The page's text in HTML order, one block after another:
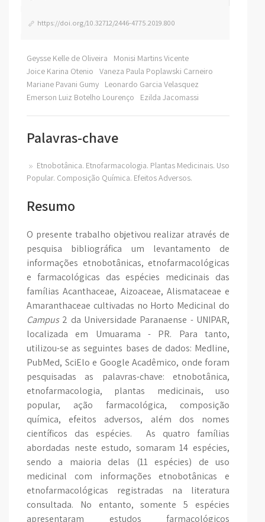
https://doi.org/10.32712/2446-4775.2019.800
Geysse Kelle de Oliveira
Monisi Martins Vicente
Joice Karina Otenio
Vaneza Paula Poplawski Carneiro
Mariane Pavani Gumy
Leonardo Garcia Velasquez
Emerson Luiz Botelho Lourenço
Ezilda Jacomassi
Palavras-chave
Etnobotânica. Etnofarmacologia. Plantas Medicinais. Uso
Popular. Composição Química. Efeitos Adversos.
Resumo
O presente trabalho objetivou realizar através de
pesquisa bibliográfica um levantamento de
informações etnobotânicas, etnofarmacológicas
e farmacológicas das espécies medicinais das
famílias Acanthaceae, Aizoaceae, Alismataceae e
Amaranthaceae cultivadas no Horto Medicinal do
Campus2 da Universidade Paranaense - UNIPAR,
localizada em Umuarama - PR. Para tanto,
utilizou-se as seguintes bases de dados: Medline,
PubMed, SciElo e Google Acadêmico, onde foram
pesquisadas as palavras-chave: etnobotânica,
etnofarmacologia, plantas medicinais, uso
popular, ação farmacológica, composição
química, efeitos adversos, além dos nomes
científicos das espécies. As quatro famílias
abordadas neste estudo, somaram 14 espécies,
sendo a maioria delas (11 espécies) de uso
medicinal com informações etnobotânicas e
etnofarmacológicas registradas na literatura
consultada. No entanto, somente 5 espécies
apresentaram estudos farmacológicos